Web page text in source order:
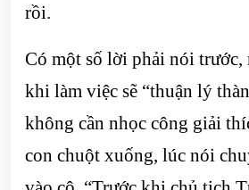
rồi.
Có một số lời phải nói trước,
khi làm việc sẽ “thuận lý
không cần nhọc công giải
con chuột xuống, lúc nói